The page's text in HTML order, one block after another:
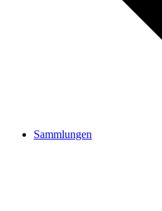
Sammlungen